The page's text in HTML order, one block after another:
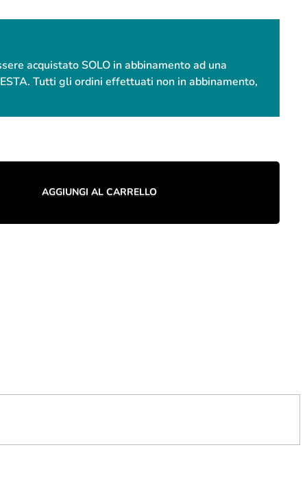
acquistato SOLO in abbinamento ad una
Tutti gli ordini effettuati non in abbinamento,
AGGIUNGI AL CARRELLO